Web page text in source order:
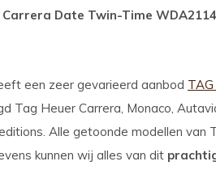
Carrera Date Twin-Time
een zeer gevarieerd aanbod
Tag Heuer Carrera, Monaco,
Alle getoonde modellen van
kunnen wij alles van dit